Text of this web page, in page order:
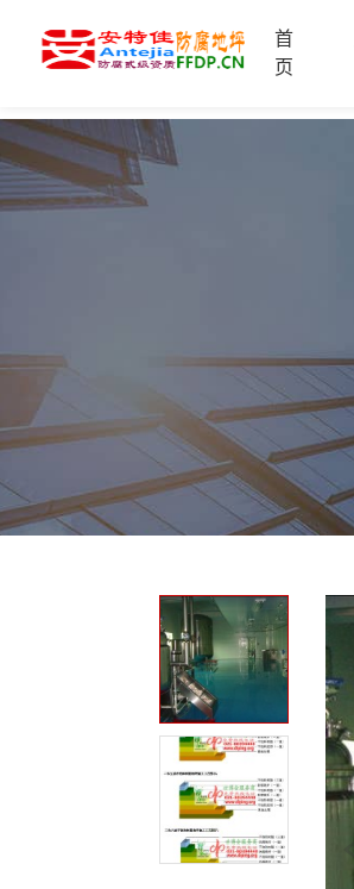
首
页
品
中
心
技
术
资
区
联
系
我
电
话
咨